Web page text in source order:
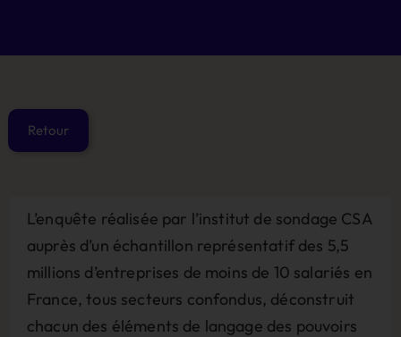
L’enquête réalisée par l’institut de sondage CSA
auprès d’un échantillon représentatif des 5,5
millions d’entreprises de moins de 10 salariés en
France, tous secteurs confondus, déconstruit
chacun des éléments de langage des pouvoirs